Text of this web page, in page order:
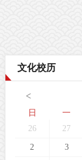
mapping of
受激拉曼散射（
术与无监督学习
文化校历
<
日
一
26 27
2 3